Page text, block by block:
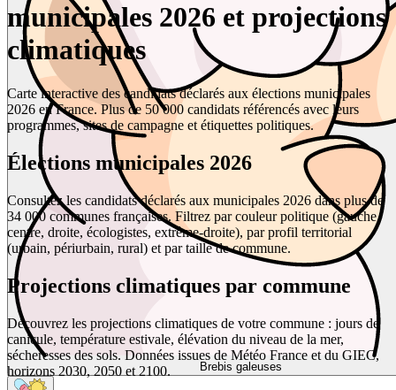
Brebis galeuses
municipales 2026 et projections
climatiques
Carte interactive des candidats déclarés aux élections municipales
2026 en France. Plus de 50 000 candidats référencés avec leurs
programmes, sites de campagne et étiquettes politiques.
Élections municipales 2026
Consultez les candidats déclarés aux municipales 2026 dans plus de
34 000 communes françaises. Filtrez par couleur politique (gauche,
centre, droite, écologistes, extrême-droite), par profil territorial
(urbain, périurbain, rural) et par taille de commune.
Projections climatiques par commune
Découvrez les projections climatiques de votre commune : jours de
canicule, température estivale, élévation du niveau de la mer,
sécheresses des sols. Données issues de Météo France et du GIEC,
horizons 2030, 2050 et 2100.